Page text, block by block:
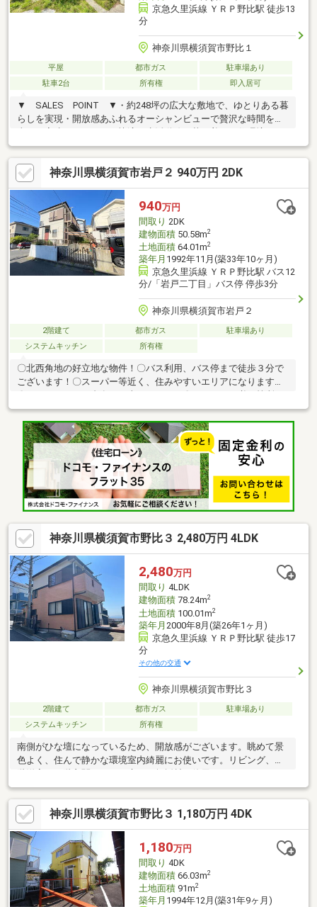
京急久里浜線 ＹＲＰ野比駅 徒歩13
分
神奈川県横須賀市野比１
平屋 都市ガス
駐車場あり
駐車2台
所有権 即入居可
▼ SALES POINT ▼・約248坪の広大な敷地で、ゆとりある暮
らしを実現・開放感あふれるオーシャンビューで贅沢な時間を満
6DKのゆとりある間取りで、大家族や趣味空間にも対応・広いお
庭付きでガーデニングや家庭菜園が楽しめる・駐車スペース2台分
（車種による）・都市ガス対応で経済的・最寄り駅徒歩13分の利
便性・セカンドハウスや週末リゾートとしても利用可能
神奈川県横須賀市岩戸２ 940万円 2DK
940万円
間取り 2DK
建物面積50.58m2
土地面積64.01m2
築年月 1992年11月(築33年10ヶ月)
京急久里浜線 ＹＲＰ野比駅 バス12
分/「岩戸二丁目」バス停 停歩3分
神奈川県横須賀市岩戸２
2階建て 都市ガス
駐車場あり
システムキッチン
所有権
〇北西角地の好立地な物件！〇バス利用、バス停まで徒歩３分で
ございます！〇スーパー等近く、住みやすいエリアになります。
弊社にて無料御見積可能です。○新たに測量無し、売主契約不適
合責任及び設備修復義務は免責。ご内見やその他詳細については
お問い合わせください！
神奈川県横須賀市野比３ 2,480万円 4LDK
2,480万円
間取り 4LDK
建物面積78.24m2
土地面積100.01m2
築年月 2000年8月(築26年1ヶ月)
京急久里浜線 ＹＲＰ野比駅 徒歩17
分
その他の交通
神奈川県横須賀市野比３
2階建て 都市ガス
駐車場あり
システムキッチン
所有権
南側がひな壇になっているため、開放感がございます。眺めて景
色よく、住んで静かな環境室内綺麗にお使いです。リビング、１
（リフォーム履歴 2022年１月実施）LDK・１階居室・１階廊下
床無垢材張替トイレ・洗面所CF張替洗面化粧台交換１F・２F水洗
トイレ交換システムキッチン交換浴室交換リビング・１階洋室・
階段クロス張替周辺施設■横須賀市立野比東小学校/約370ｍ ■横
須賀市立野比中学校/約450m ■げんぶん小児クリニック/約240
ｍ ■業務スーパー野比店/約880ｍ
神奈川県横須賀市野比３ 1,180万円 4DK
1,180万円
間取り 4DK
建物面積66.03m2
土地面積91m2
築年月 1994年12月(築31年9ヶ月)